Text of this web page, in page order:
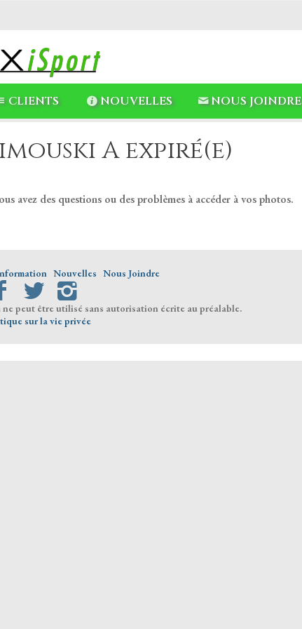
CLIENTS NOUVELLES NOUS JOINDRE
A expiré(e)
avez des questions ou des problèmes à accéder à vos photos.
Nouvelles Nous Joindre
peut être utilisé sans autorisation écrite au préalable.
sur la vie privée